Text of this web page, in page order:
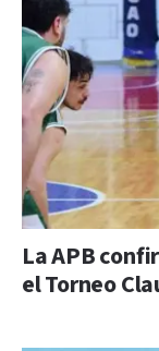
La APB
el Torneo